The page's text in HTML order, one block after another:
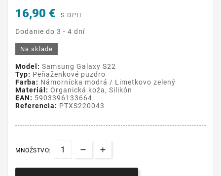
16,90 € S DPH
Dodanie do 3 - 4 dní
Na sklade
Model: Samsung Galaxy S22
Typ: Peňaženkové puzdro
Farba: Námornícka modrá / Limetkovo zelený
Materiál: Organická koža, Silikón
EAN: 5903396133664
Referencia: PTXS220043
MNOŽSTVO: